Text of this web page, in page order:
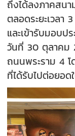
ถึงได้ลงภาคสน
ตลอดระยะเวล
และเข้ารับมอบป
วันที่ 30 ตุลาคม
ถนนพระราม 4 โ
ที่ได้รับไปต่อยอด